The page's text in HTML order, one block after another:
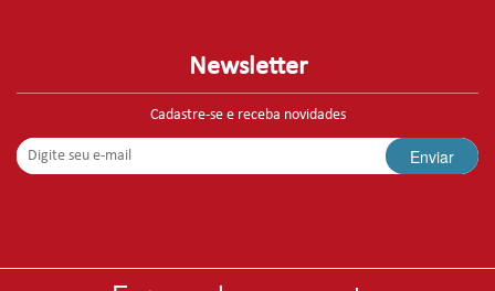
Newsletter
Cadastre-se e receba novidades
Enviar